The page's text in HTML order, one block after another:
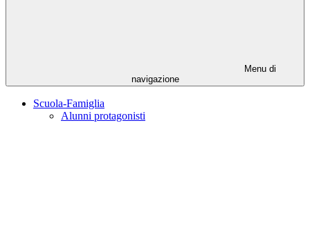
Menu di
navigazione
Scuola-Famiglia
Alunni protagonisti